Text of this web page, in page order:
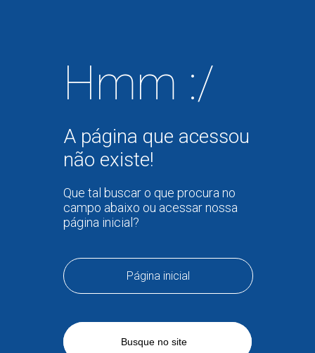
Hmm :/
A página que acessou
não existe!
Que tal buscar o que procura no
campo abaixo ou acessar nossa
página inicial?
Página inicial